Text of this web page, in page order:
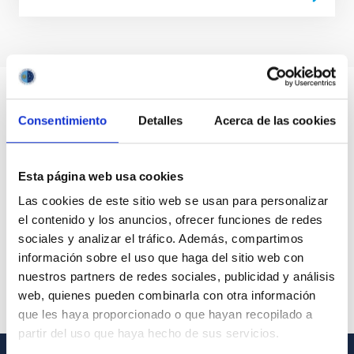
Consentimiento Detalles Acerca de las cookies
Esta página web usa cookies
Las cookies de este sitio web se usan para personalizar
el contenido y los anuncios, ofrecer funciones de redes
sociales y analizar el tráfico. Además, compartimos
información sobre el uso que haga del sitio web con
nuestros partners de redes sociales, publicidad y análisis
web, quienes pueden combinarla con otra información
que les haya proporcionado o que hayan recopilado a
partir del uso que haya hecho de sus servicios.